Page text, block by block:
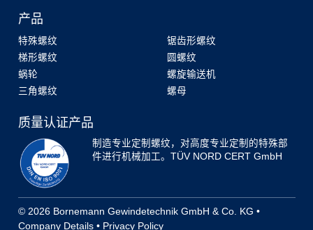
产品
特殊螺纹
梯形螺纹
蜗轮
三角螺纹
锯齿形螺纹
圆螺纹
螺旋输送机
螺母
质量认证产品
制造专业定制螺纹，对高度专业定制的特殊部
件进行机械加工。TÜV NORD CERT GmbH
© 2026 Bornemann Gewindetechnik GmbH & Co. KG •
Company Details• Privacy Policy